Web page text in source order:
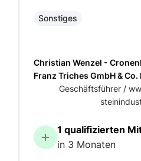
Sonstiges
Christian Wenzel -
Franz Triches GmbH & Co.
Geschäftsführer /
1 qualifizierten
in 3 Monaten